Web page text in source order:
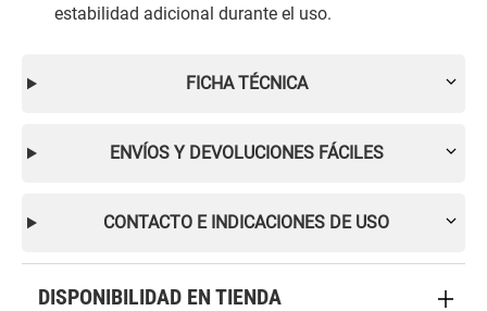
estabilidad adicional durante el uso.
FICHA TÉCNICA
ENVÍOS Y DEVOLUCIONES FÁCILES
CONTACTO E INDICACIONES DE USO
DISPONIBILIDAD EN TIENDA